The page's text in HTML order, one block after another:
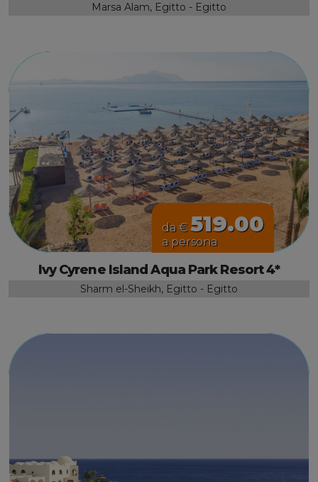
Marsa Alam, Egitto - Egitto
da €519.00
a persona
Ivy Cyrene Island Aqua Park Resort 4*
Sharm el-Sheikh, Egitto - Egitto